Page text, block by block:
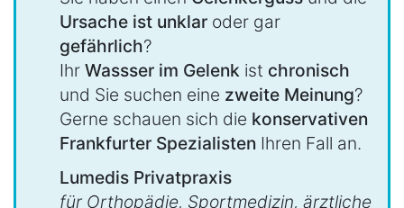
Ursache ist unklar oder gar
gefährlich?
Ihr Wassser im Gelenk ist chronisch
und Sie suchen eine zweite Meinung?
Gerne schauen sich die konservativen
Frankfurter Spezialisten Ihren Fall an.
Lumedis Privatpraxis
für Orthopädie, Sportmedizin, ärztliche